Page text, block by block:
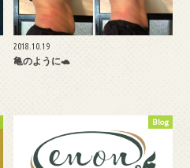
2018.10.19
亀のように🐢
Blog